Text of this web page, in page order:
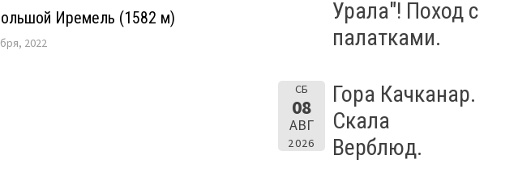
Иремель (1582 м)
2022
Урала"! Поход с
палатками.
СБ
08
АВГ
2026
Гора Качканар.
Скала
Верблюд.